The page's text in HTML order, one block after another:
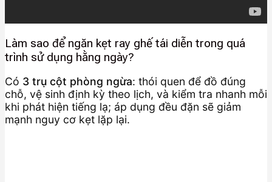
Làm sao để ngăn kẹt ray ghế tái diễn trong quá
trình sử dụng hằng ngày?
Có 3 trụ cột phòng ngừa: thói quen để đồ đúng
chỗ, vệ sinh định kỳ theo lịch, và kiểm tra nhanh mỗi
khi phát hiện tiếng lạ; áp dụng đều đặn sẽ giảm
mạnh nguy cơ kẹt lặp lại.